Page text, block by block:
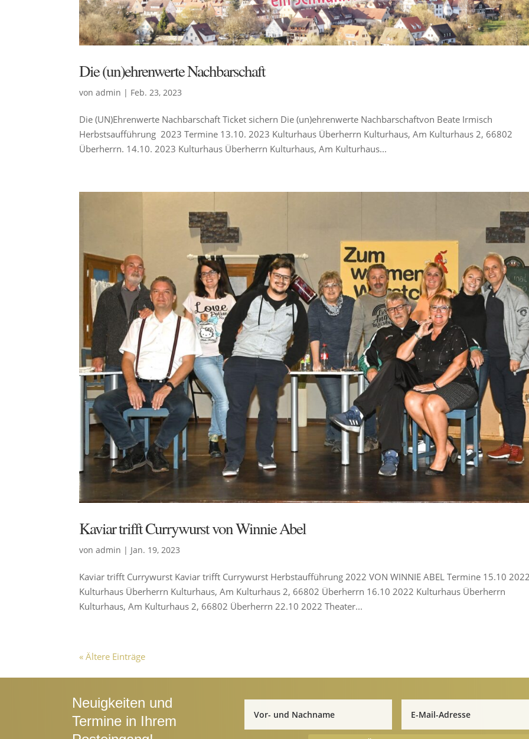
Die (un)ehrenwerte Nachbarschaft
vonadmin | Feb. 23, 2023
Die (UN)Ehrenwerte Nachbarschaft Ticket sichern Die (un)ehrenwerte Nachbarschaftvon Beate Irmisch
Herbstsaufführung 2023 Termine 13.10. 2023 Kulturhaus Überherrn Kulturhaus, Am Kulturhaus 2, 66802
Überherrn. 14.10. 2023 Kulturhaus Überherrn Kulturhaus, Am Kulturhaus...
Kaviar trifft Currywurst von Winnie Abel
vonadmin | Jan. 19, 2023
Kaviar trifft Currywurst Kaviar trifft Currywurst Herbstaufführung 2022 VON WINNIE ABEL Termine 15.10
Kulturhaus Überherrn Kulturhaus, Am Kulturhaus 2, 66802 Überherrn 16.10 2022 Kulturhaus Überherrn
Kulturhaus, Am Kulturhaus 2, 66802 Überherrn 22.10 2022 Theater...
« Ältere Einträge
Neuigkeiten und
Termine in Ihrem